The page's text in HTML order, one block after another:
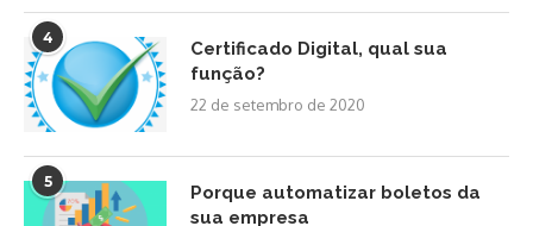
4
Certificado Digital, qual sua
função?
22 de setembro de 2020
5
Porque automatizar boletos da
sua empresa